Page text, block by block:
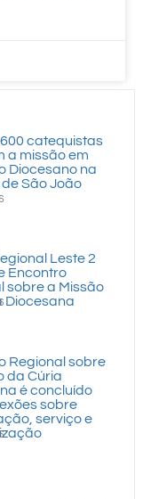
catequistas
a missão em
Diocesano na
São João
Leste 2
Encontro
sobre a Missão
Diocesana
Regional sobre
da Cúria
é concluído
sobre
serviço e